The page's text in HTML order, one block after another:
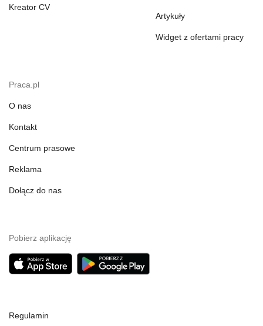
Kreator CV
Artykuły
Widget z ofertami pracy
Praca.pl
O nas
Kontakt
Centrum prasowe
Reklama
Dołącz do nas
Pobierz aplikację
Regulamin